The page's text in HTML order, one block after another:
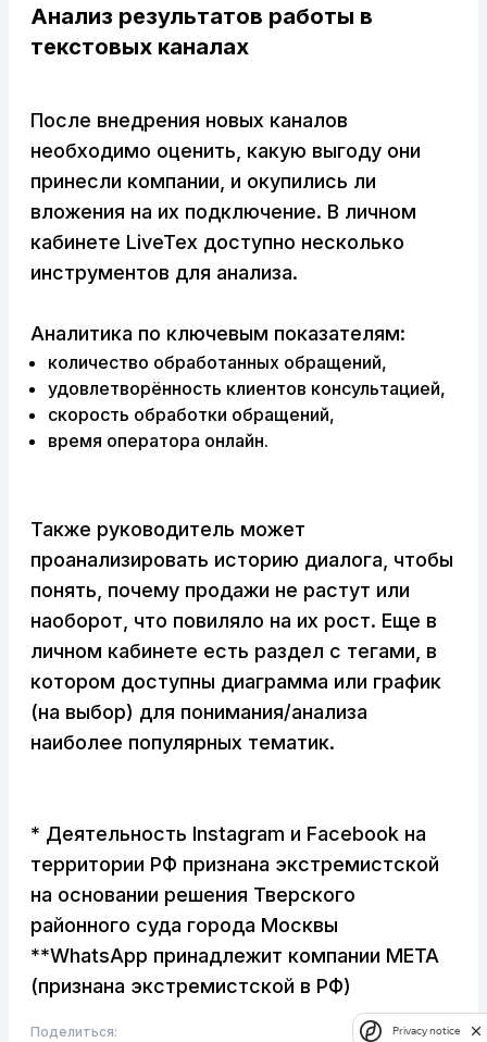
Анализ результатов работы в
текстовых каналах
После внедрения новых каналов
необходимо оценить, какую выгоду они
принесли компании, и окупились ли
вложения на их подключение. В личном
кабинете LiveTex доступно несколько
инструментов для анализа.
Аналитика по ключевым показателям:
количество обработанных обращений,
удовлетворённость клиентов консультацией,
скорость обработки обращений,
время оператора онлайн.
Также руководитель может
проанализировать историю диалога, чтобы
понять, почему продажи не растут или
наоборот, что повиляло на их рост. Еще в
личном кабинете есть раздел с тегами, в
котором доступны диаграмма или график
(на выбор) для понимания/анализа
наиболее популярных тематик.
* Деятельность Instagram и Facebook на
территории РФ признана экстремистской
на основании решения Тверского
районного суда города Москвы
**WhatsApp принадлежит компании META
(признана экстремистской в РФ)
Поделиться: Privacy notice